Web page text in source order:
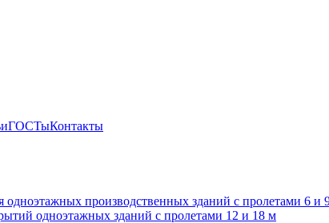
ГОСТыКонтакты
одноэтажных производственных зданий с пролетами 6
одноэтажных зданий с пролетами 12 и 18 м